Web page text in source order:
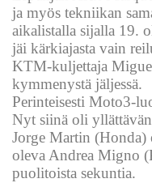
ja myös tekniikan
aikalistalla sijalla 19.
jäi kärkiajasta vain
KTM-kuljettaja
kymmenystä jäljessä.
Perinteisesti Moto3-
Nyt siinä oli
Jorge Martin
oleva Andrea Migno
puolitoista sekuntia.